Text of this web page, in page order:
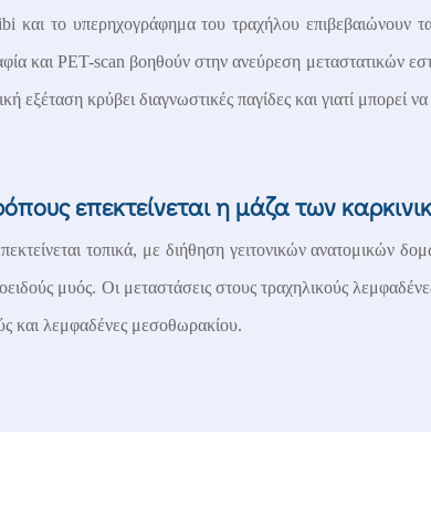
και το υπερηχογράφημα του τραχήλου επιβεβαιώνουν
και PET-scan βοηθούν στην ανεύρεση μεταστατικών
εξέταση κρύβει διαγνωστικές παγίδες και γιατί μπορεί
επεκτείνεται η μάζα των
τοπικά, με διήθηση γειτονικών ανατομικών
μυός. Οι μεταστάσεις στους τραχηλικούς
και λεμφαδένες μεσοθωρακίου.